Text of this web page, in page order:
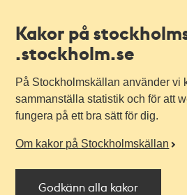
Kakor på
.stockholm.se
På Stockholmskällan använder vi
sammanställa statistik och för att
fungera på ett bra sätt för dig.
Om kakor på Stockholmskällan
Godkänn alla kakor